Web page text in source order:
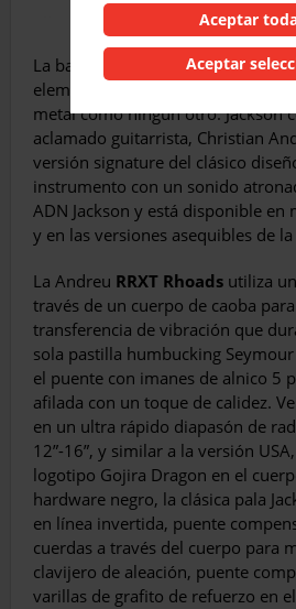
La banda de metal francés Gojira
elementos progresistas para
metal como ningún otro. Jackson
aclamado guitarrista, Christian
versión signature del clásico
instrumento con un sonido
ADN Jackson y está disponible en
y en las versiones asequibles de la
La Andreu RRXT Rhoads utiliza
través de un cuerpo de caoba
transferencia de vibración que
sola pastilla humbucking
el puente con imanes de alnico 5
afilada con un toque de calidez.
en un ultra rápido diapasón de
12”-16”, y similar a la versión
logotipo Gojira Dragon en el
hardware negro, la clásica pala
en línea invertida, puente
cuerdas a través del cuerpo para
clavijero de aleación, puente
varillas de grafito de refuerzo en
Aceptar
Aceptar